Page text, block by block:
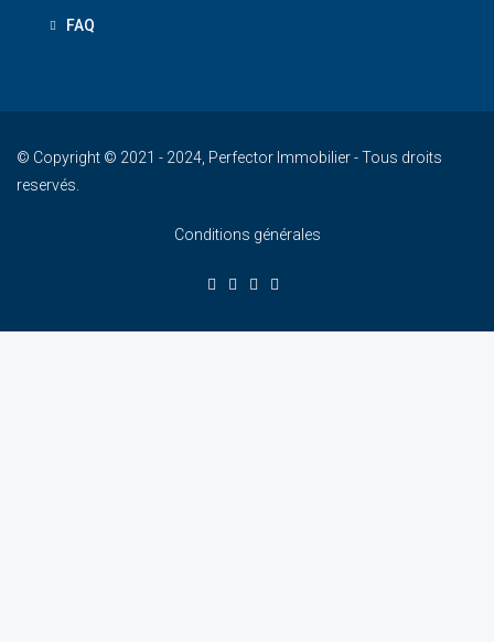
FAQ
© Copyright © 2021 - 2024, Perfector Immobilier - Tous droits
reservés.
Conditions générales